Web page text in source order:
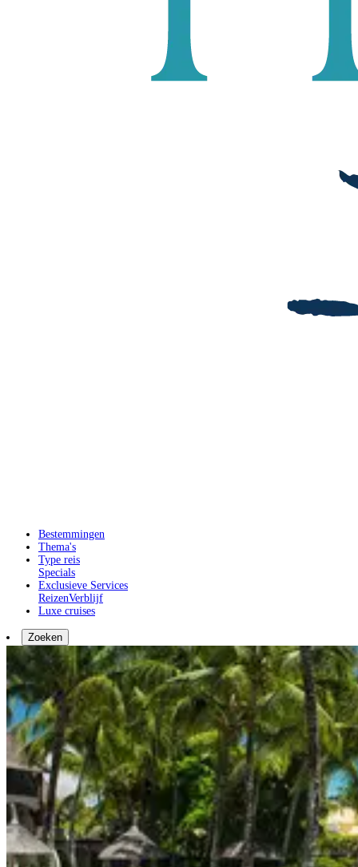
Bestemmingen
Thema's
Type reis
Specials
Exclusieve Services
ReizenVerblijf
Luxe cruises
Zoeken